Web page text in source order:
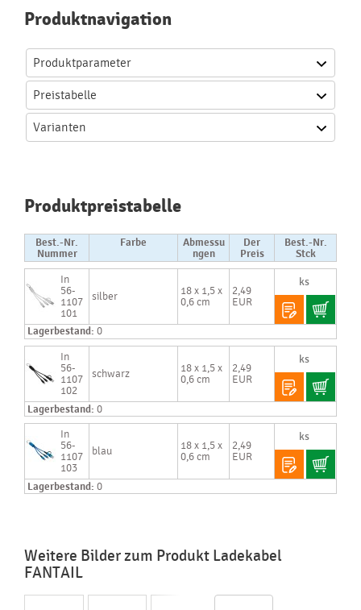
Produktnavigation
Produktparameter
Preistabelle
Varianten
Produktpreistabelle
Best.-Nr.
Nummer
Farbe
Abmessu
ngen
Der
Preis
Best.-Nr.
Stck
In
56-
1107
101
silber
18 x 1,5 x
0,6 cm
2,49
EUR
Lagerbestand: 0
In
56-
1107
102
schwarz
18 x 1,5 x
0,6 cm
2,49
EUR
Lagerbestand: 0
In
56-
1107
103
blau
18 x 1,5 x
0,6 cm
2,49
EUR
Lagerbestand: 0
Weitere Bilder zum Produkt Ladekabel
FANTAIL